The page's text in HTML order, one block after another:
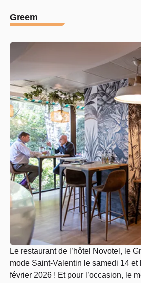
Greem
Le restaurant de l’hôtel Novotel, le
mode Saint-Valentin le samedi 14 et
février 2026 ! Et pour l’occasion, le